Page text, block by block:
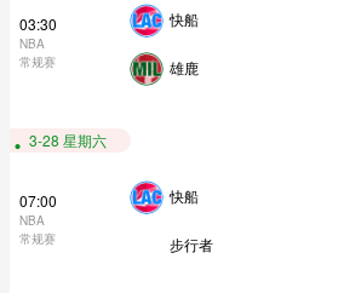
03:30
NBA
常规赛
快船
雄鹿
3-28 星期六
07:00
NBA
常规赛
快船
步行者